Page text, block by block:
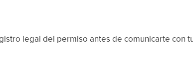
legal del permiso antes de comunicarte con